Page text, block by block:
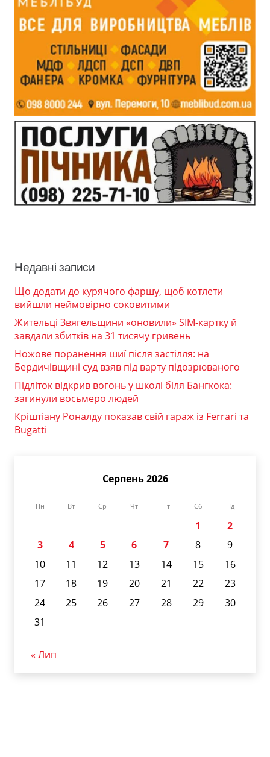
Недавні записи
Що додати до курячого фаршу, щоб котлети
вийшли неймовірно соковитими
Жительці Звягельщини «оновили» SIM-картку й
завдали збитків на 31 тисячу гривень
Ножове поранення шиї після застілля: на
Бердичівщині суд взяв під варту підозрюваного
Підліток відкрив вогонь у школі біля Бангкока:
загинули восьмеро людей
Кріштіану Роналду показав свій гараж із Ferrari та
Bugatti
Серпень 2026
Пн Вт Ср Чт Пт Сб Нд
1
2
3
4 5 6 7 8
9
10
11 12 13 14 15
16
17
18 19 20 21 22
23
24
25 26 27 28 29
30
31
« Лип